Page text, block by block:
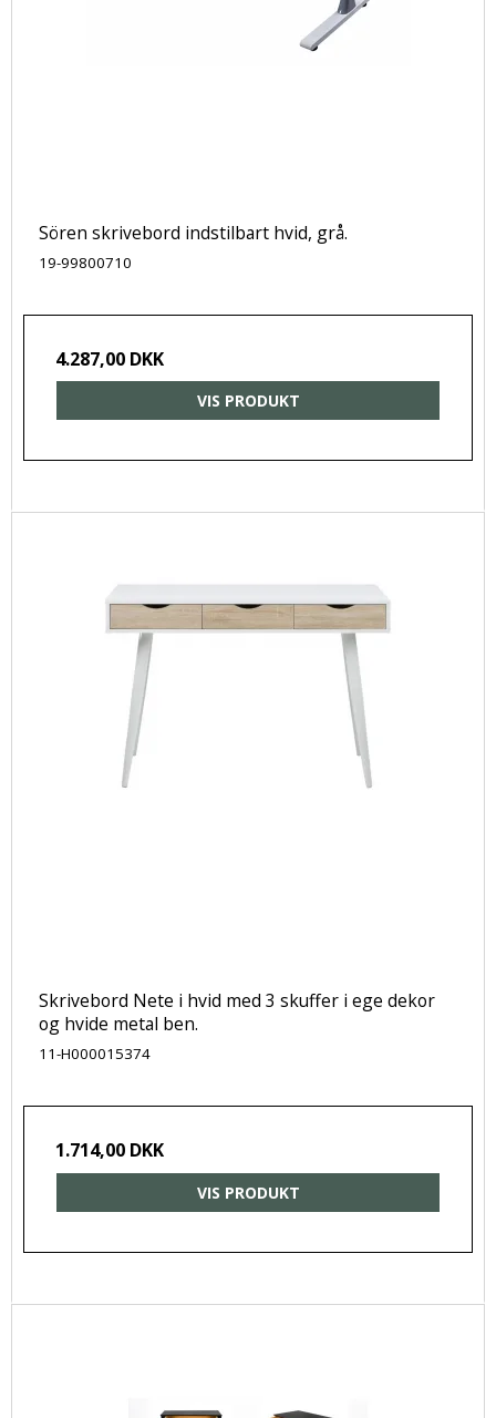
Sören skrivebord indstilbart hvid, grå.
19-99800710
4.287,00 DKK
VIS PRODUKT
Skrivebord Nete i hvid med 3 skuffer i ege dekor
og hvide metal ben.
11-H000015374
1.714,00 DKK
VIS PRODUKT